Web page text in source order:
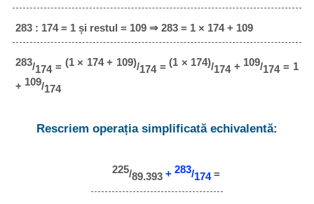
283 : 174 = 1 și restul = 109 ⇒ 283 = 1 × 174 + 109
283/174 = (1 × 174 + 109)/174 =(1 × 174)/174 + 109/174 = 1
+ 109/174
Rescriem operația simplificată echivalentă:
225/89.393+ 283/174 =